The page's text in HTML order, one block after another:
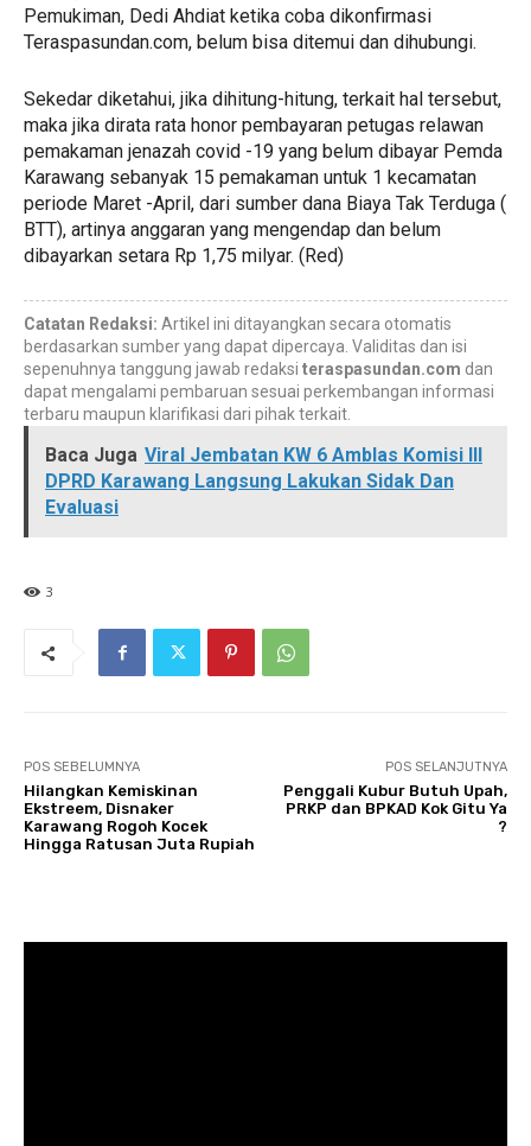
Pemukiman, Dedi Ahdiat ketika coba dikonfirmasi
Teraspasundan.com, belum bisa ditemui dan dihubungi.
Sekedar diketahui, jika dihitung-hitung, terkait hal tersebut,
maka jika dirata rata honor pembayaran petugas relawan
pemakaman jenazah covid -19 yang belum dibayar Pemda
Karawang sebanyak 15 pemakaman untuk 1 kecamatan
periode Maret -April, dari sumber dana Biaya Tak Terduga (
BTT), artinya anggaran yang mengendap dan belum
dibayarkan setara Rp 1,75 milyar. (Red)
Catatan Redaksi: Artikel ini ditayangkan secara otomatis
berdasarkan sumber yang dapat dipercaya. Validitas dan isi
sepenuhnya tanggung jawab redaksi teraspasundan.com dan
dapat mengalami pembaruan sesuai perkembangan informasi
terbaru maupun klarifikasi dari pihak terkait.
Baca Juga Viral Jembatan KW 6 Amblas Komisi III
DPRD Karawang Langsung Lakukan Sidak Dan
Evaluasi
3
POS SEBELUMNYA
Hilangkan Kemiskinan
Ekstreem, Disnaker
Karawang Rogoh Kocek
Hingga Ratusan Juta Rupiah
POS SELANJUTNYA
Penggali Kubur Butuh Upah,
PRKP dan BPKAD Kok Gitu Ya
?